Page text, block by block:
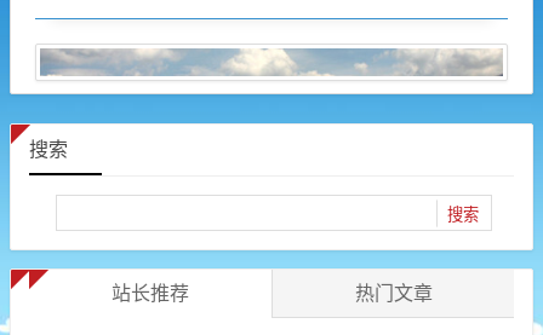
搜索
站长推荐 热门文章